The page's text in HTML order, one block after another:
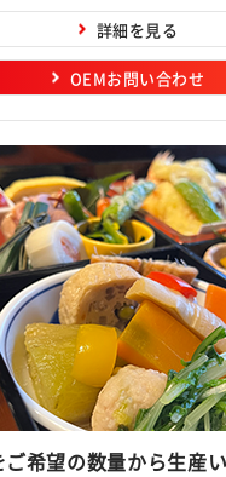
詳細を見る
OEMお問い合わせ
希望の数量から生産